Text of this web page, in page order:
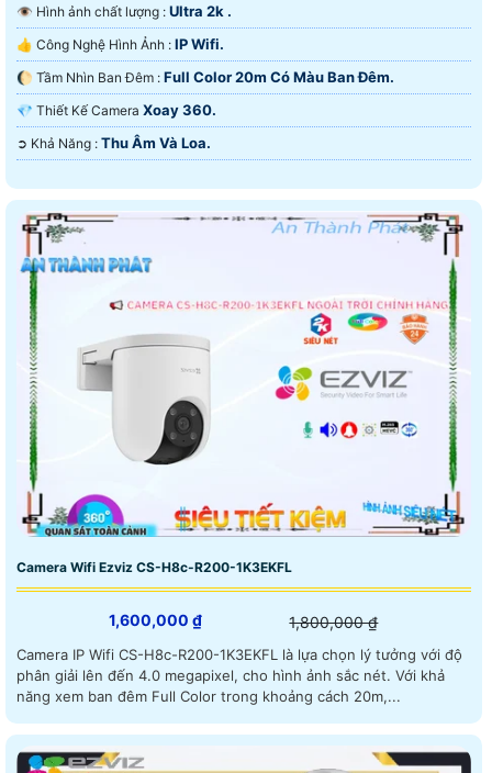
👁 Hình ảnh chất lượng : Ultra 2k .
👍 Công Nghệ Hình Ảnh : IP Wifi.
🌔 Tầm Nhìn Ban Đêm : Full Color 20m Có Màu Ban Ðêm.
💎 Thiết Kế Camera Xoay 360.
️➲ Khả Năng : Thu Âm Và Loa.
Camera Wifi Ezviz CS-H8c-R200-1K3EKFL
1,600,000 ₫ 1,800,000 ₫
Camera IP Wifi CS-H8c-R200-1K3EKFL là lựa chọn lý tưởng với độ
phân giải lên đến 4.0 megapixel, cho hình ảnh sắc nét. Với khả
năng xem ban đêm Full Color trong khoảng cách 20m,...